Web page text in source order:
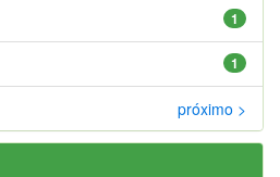
1
1
próximo >